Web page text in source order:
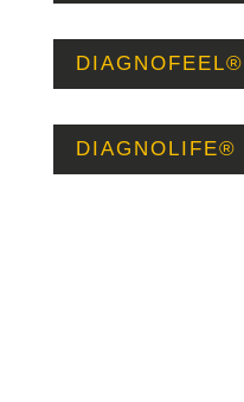
DIAGNOFEEL®
DIAGNOLIFE®